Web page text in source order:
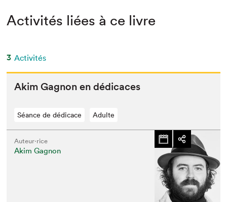
Activités liées à ce livre
3 Activités
Akim Gagnon en dédicaces
Séance de dédicace Adulte
Auteur·rice
Akim Gagnon